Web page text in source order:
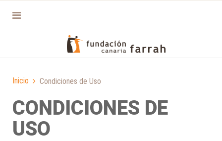
Inicio Condiciones de Uso
CONDICIONES DE
USO